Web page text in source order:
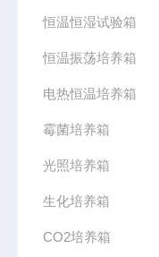
恒温恒湿试验箱
恒温振荡培养箱
电热恒温培养箱
霉菌培养箱
光照培养箱
生化培养箱
CO2培养箱